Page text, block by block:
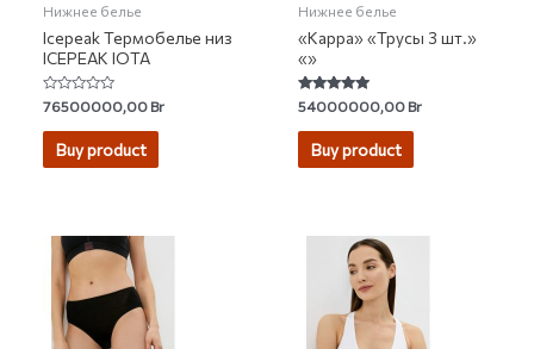
Нижнее белье
Icepeak Термобелье низ
ICEPEAK IOTA
Rated
0
out
76500000,00Br
Buy product
Нижнее белье
«Kappa» «Трусы 3 шт.»
«»
Rated
5.00
out of 5
54000000,00Br
Buy product